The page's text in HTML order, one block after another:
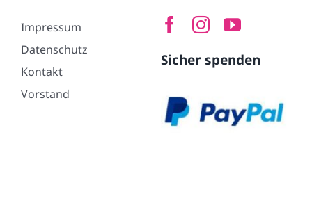
Impressum
Datenschutz
Kontakt
Vorstand
Sicher spenden